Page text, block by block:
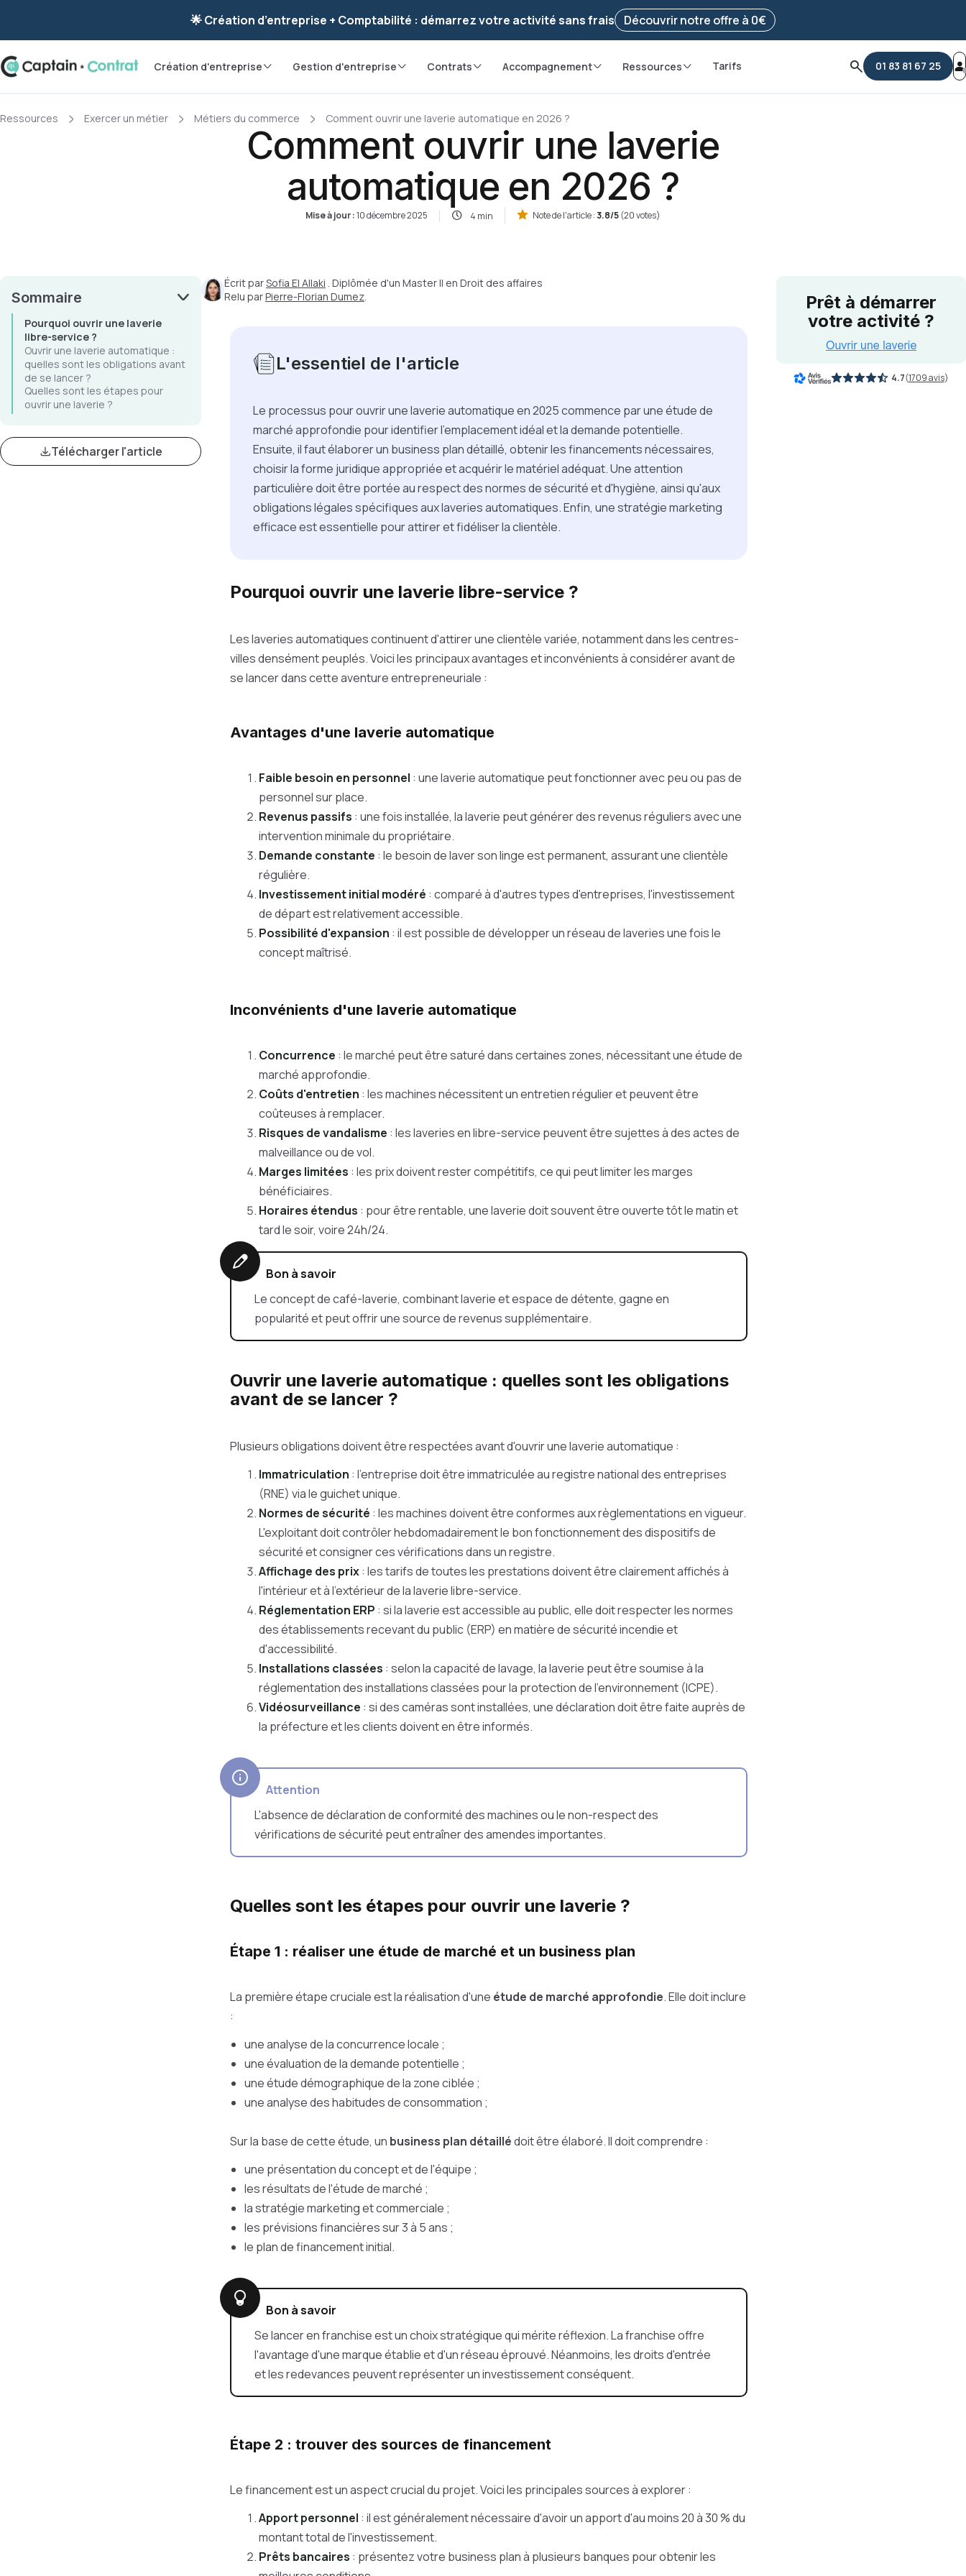
Ravis de vous revoir ! Votre démarchea été enregistrée 🚀 Reprendre ma démarche
🌟 Création d’entreprise + Comptabilité : démarrez votre activité sans frais Découvrir notre offre à 0€
Création d'entreprise Gestion d'entreprise Contrats Accompagnement Ressources Tarifs 01 83 81 67 25
Ressources Exercer un métier Métiers du commerce Comment ouvrir une laverie automatique en 2026 ?
Comment ouvrir une laverie
automatique en 2026 ?
Mise à jour :10 décembre 2025 4 min Note de l'article : 3.8/5(20 votes)
Sommaire
Pourquoi ouvrir une laverie
libre-service ?
Ouvrir une laverie automatique :
quelles sont les obligations avant
de se lancer ?
Quelles sont les étapes pour
ouvrir une laverie ?
Télécharger l'article
Écrit parSofia El Allaki . Diplômée d'un Master II en Droit des affaires
Relu parPierre-Florian Dumez.
L'essentiel de l'article
Le processus pour ouvrir une laverie automatique en 2025 commence par une étude de
marché approfondie pour identifier l'emplacement idéal et la demande potentielle.
Ensuite, il faut élaborer un business plan détaillé, obtenir les financements nécessaires,
choisir la forme juridique appropriée et acquérir le matériel adéquat. Une attention
particulière doit être portée au respect des normes de sécurité et d'hygiène, ainsi qu'aux
obligations légales spécifiques aux laveries automatiques. Enfin, une stratégie marketing
efficace est essentielle pour attirer et fidéliser la clientèle.
Pourquoi ouvrir une laverie libre-service ?
Les laveries automatiques continuent d'attirer une clientèle variée, notamment dans les centres-
villes densément peuplés. Voici les principaux avantages et inconvénients à considérer avant de
se lancer dans cette aventure entrepreneuriale :
Avantages d'une laverie automatique
Faible besoin en personnel : une laverie automatique peut fonctionner avec peu ou pas de
personnel sur place.
Revenus passifs : une fois installée, la laverie peut générer des revenus réguliers avec une
intervention minimale du propriétaire.
Demande constante : le besoin de laver son linge est permanent, assurant une clientèle
régulière.
Investissement initial modéré : comparé à d'autres types d'entreprises, l'investissement
de départ est relativement accessible.
Possibilité d'expansion : il est possible de développer un réseau de laveries une fois le
concept maîtrisé.
Inconvénients d'une laverie automatique
Concurrence : le marché peut être saturé dans certaines zones, nécessitant une étude de
marché approfondie.
Coûts d'entretien : les machines nécessitent un entretien régulier et peuvent être
coûteuses à remplacer.
Risques de vandalisme : les laveries en libre-service peuvent être sujettes à des actes de
malveillance ou de vol.
Marges limitées : les prix doivent rester compétitifs, ce qui peut limiter les marges
bénéficiaires.
Horaires étendus : pour être rentable, une laverie doit souvent être ouverte tôt le matin et
tard le soir, voire 24h/24.
Bon à savoir
Le concept de café-laverie, combinant laverie et espace de détente, gagne en
popularité et peut offrir une source de revenus supplémentaire.
Ouvrir une laverie automatique : quelles sont les obligations
avant de se lancer ?
Plusieurs obligations doivent être respectées avant d'ouvrir une laverie automatique :
Immatriculation : l'entreprise doit être immatriculée au registre national des entreprises
(RNE) via le guichet unique.
Normes de sécurité : les machines doivent être conformes aux règlementations en vigueur.
L'exploitant doit contrôler hebdomadairement le bon fonctionnement des dispositifs de
sécurité et consigner ces vérifications dans un registre.
Affichage des prix: les tarifs de toutes les prestations doivent être clairement affichés à
l'intérieur et à l'extérieur de la laverie libre-service.
Réglementation ERP : si la laverie est accessible au public, elle doit respecter les normes
des établissements recevant du public (ERP) en matière de sécurité incendie et
d'accessibilité.
Installations classées : selon la capacité de lavage, la laverie peut être soumise à la
réglementation des installations classées pour la protection de l'environnement (ICPE).
Vidéosurveillance : si des caméras sont installées, une déclaration doit être faite auprès de
la préfecture et les clients doivent en être informés.
Attention
L'absence de déclaration de conformité des machines ou le non-respect des
vérifications de sécurité peut entraîner des amendes importantes.
Quelles sont les étapes pour ouvrir une laverie ?
Étape 1 : réaliser une étude de marché et un business plan
La première étape cruciale est la réalisation d'une étude de marché approfondie. Elle doit inclure
:
une analyse de la concurrence locale ;
une évaluation de la demande potentielle ;
une étude démographique de la zone ciblée ;
une analyse des habitudes de consommation ;
Sur la base de cette étude, un business plan détaillédoit être élaboré. Il doit comprendre :
une présentation du concept et de l'équipe ;
les résultats de l'étude de marché ;
la stratégie marketing et commerciale ;
les prévisions financières sur 3 à 5 ans ;
le plan de financement initial.
Bon à savoir
Se lancer en franchise est un choix stratégique qui mérite réflexion.La franchise offre
l'avantage d'une marque établie et d'un réseau éprouvé.Néanmoins, les droits d'entrée
et les redevances peuvent représenter un investissement conséquent.
Étape 2 : trouver des sources de financement
Le financement est un aspect crucial du projet. Voici les principales sources à explorer :
Apport personnel : il est généralement nécessaire d'avoir un apport d'au moins 20 à 30 % du
montant total de l'investissement.
Prêts bancaires : présentez votre business plan à plusieurs banques pour obtenir les
4.7(1709 avis)
Prêt à démarrer
votre activité ?